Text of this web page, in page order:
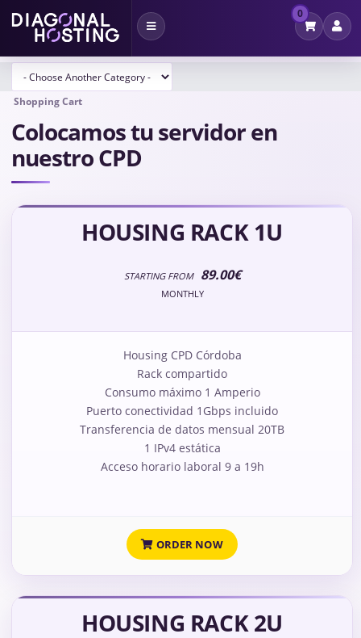
Toggle
navigation
0
Shopping Cart
Colocamos tu servidor en
nuestro CPD
HOUSING RACK 1U
STARTING FROM 89.00€
MONTHLY
Housing CPD Córdoba
Rack compartido
Consumo máximo 1 Amperio
Puerto conectividad 1Gbps incluido
Transferencia de datos mensual 20TB
1 IPv4 estática
Acceso horario laboral 9 a 19h
ORDER NOW
HOUSING RACK 2U